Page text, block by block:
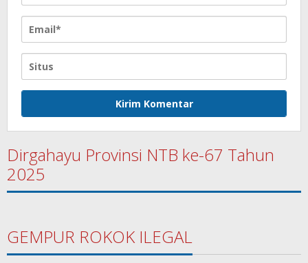
Dirgahayu Provinsi NTB ke-67 Tahun
2025
GEMPUR ROKOK ILEGAL